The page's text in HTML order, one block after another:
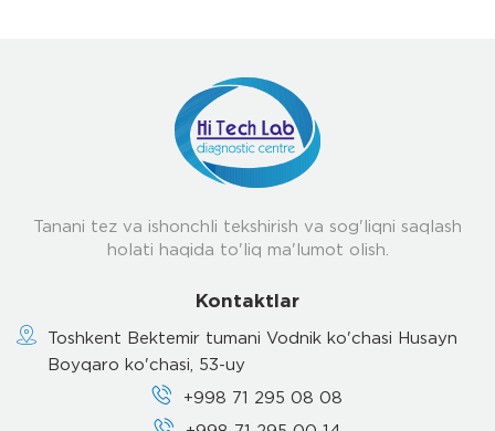
Tanani tez va ishonchli tekshirish va sog'liqni saqlash
holati haqida to'liq ma'lumot olish.
Kontaktlar
Toshkent Bektemir tumani Vodnik ko'chasi Husayn
Boyqaro ko'chasi, 53-uy
+998 71 295 08 08